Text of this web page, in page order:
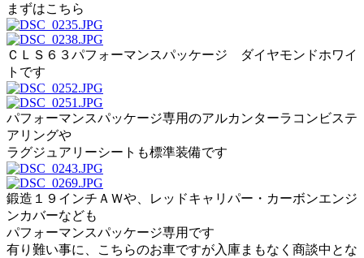
まずはこちら
ＣＬＳ６３パフォーマンスパッケージ ダイヤモンドホワイ
トです
パフォーマンスパッケージ専用のアルカンターラコンビステ
アリングや
ラグジュアリーシートも標準装備です
鍛造１９インチＡＷや、レッドキャリパー・カーボンエンジ
ンカバーなども
パフォーマンスパッケージ専用です
有り難い事に、こちらのお車ですが入庫まもなく商談中とな